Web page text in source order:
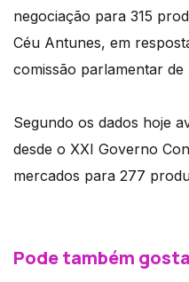
negociação para 315
Céu Antunes, em
comissão parlamentar
Segundo os dados hoje
desde o XXI Governo
mercados para 277
Pode também